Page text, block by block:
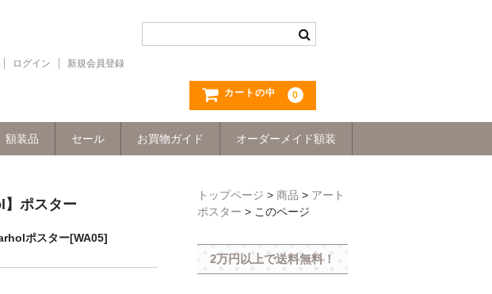
ログイン 新規会員登録
カートの中 0
額装品 セール お買物ガイド オーダーメイド額装
ポスター
ポスター[WA05]
トップページ > 商品 > アート
ポスター > このページ
2万円以上で送料無料！